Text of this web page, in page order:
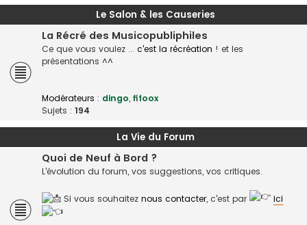
Le Salon & les Causeries
La Récré des Musicopubliphiles
Ce que vous voulez ... c'est la récréation ! et les
présentations ^^
Modérateurs : dingo, fifoox
Sujets : 194
La Vie du Forum
Quoi de Neuf à Bord ?
L'évolution du forum, vos suggestions, vos critiques.
Si vous souhaitez nous contacter, c'est par ici